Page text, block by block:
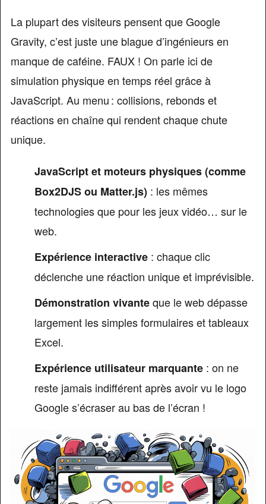
La plupart des visiteurs pensent que Google
Gravity, c’est juste une blague d’ingénieurs en
manque de caféine. FAUX ! On parle ici de
simulation physique en temps réel grâce à
JavaScript. Au menu : collisions, rebonds et
réactions en chaîne qui rendent chaque chute
unique.
JavaScript et moteurs physiques (comme
Box2DJS ou Matter.js) : les mêmes
technologies que pour les jeux vidéo… sur le
web.
Expérience interactive: chaque clic
déclenche une réaction unique et imprévisible.
Démonstration vivanteque le web dépasse
largement les simples formulaires et tableaux
Excel.
Expérience utilisateur marquante: on ne
reste jamais indifférent après avoir vu le logo
Google s’écraser au bas de l’écran !